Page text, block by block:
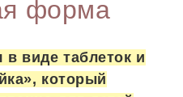
форма
в виде таблеток и
который